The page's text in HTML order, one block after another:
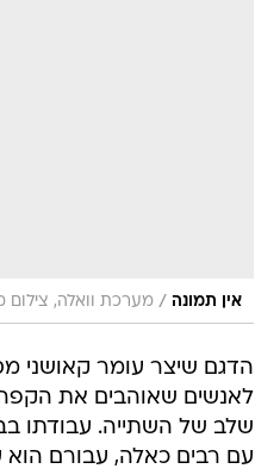
אין תמונה / מערכת וואלה, צילום
הדגם שיצר עומר קאושני
לאנשים שאוהבים את
שלב של השתייה. עבודתו
עם רבים כאלה, עבורם